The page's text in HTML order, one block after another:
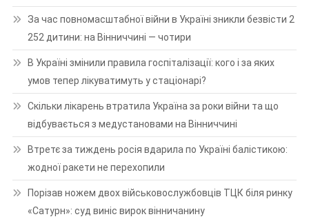
За час повномасштабної війни в Україні зникли безвісти 2
252 дитини: на Вінниччині — чотири
В Україні змінили правила госпіталізації: кого і за яких
умов тепер лікуватимуть у стаціонарі?
Скільки лікарень втратила Україна за роки війни та що
відбувається з медустановами на Вінниччині
Втретє за тиждень росія вдарила по Україні балістикою:
жодної ракети не перехопили
Порізав ножем двох військовослужбовців ТЦК біля ринку
«Сатурн»: суд виніс вирок вінничанину